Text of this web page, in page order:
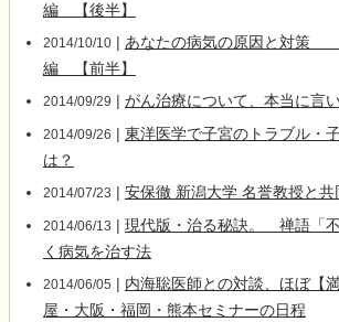
編 【後半】
2014/10/10| あなたの病気の原因と対
編 【前半】
2014/09/29 | がん治療について、本当に言い
2014/09/26 | 東洋医学で子宮のトラブル・
は？
2014/07/23 | 安保徹 新潟大学 名誉教授と共
2014/06/13 | 現代版・治る秘訣。 禅語「
く病気を治す法
2014/06/05 | 内海聡医師との対談、ほぼ
屋・大阪・福岡・熊本セミナーの日程